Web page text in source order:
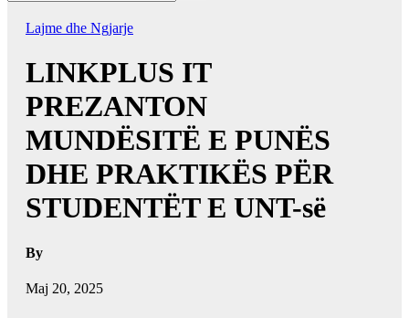
Lajme dhe Ngjarje
LINKPLUS IT
PREZANTON
MUNDËSITË E PUNËS
DHE PRAKTIKËS PËR
STUDENTËT E UNT-së
By
Maj 20, 2025